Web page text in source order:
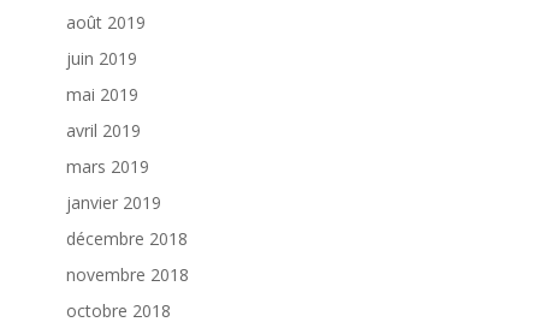
août 2019
juin 2019
mai 2019
avril 2019
mars 2019
janvier 2019
décembre 2018
novembre 2018
octobre 2018